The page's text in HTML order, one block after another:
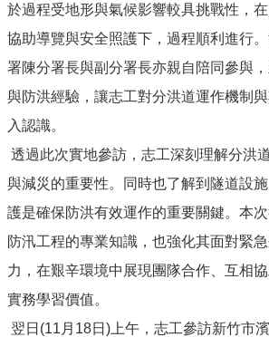
於過程受地形與氣候影響較具挑戰性，
協助導覽與安全照護下，過程順利進行
署陳分署長與副分署長亦親自陪同參與
與防洪經驗，讓志工對分洪道運作機制
入認識。
透過此次實地參訪，志工深刻理解分洪
與減災的重要性。同時也了解到隧道設
護是確保防洪有效運作的重要關鍵。本
防汛工程的專業知識，也強化其面對緊
力，在艱辛環境中展現團隊合作、互相
實務學習價值。
翌日(11月18日)上午，志工參訪新竹市